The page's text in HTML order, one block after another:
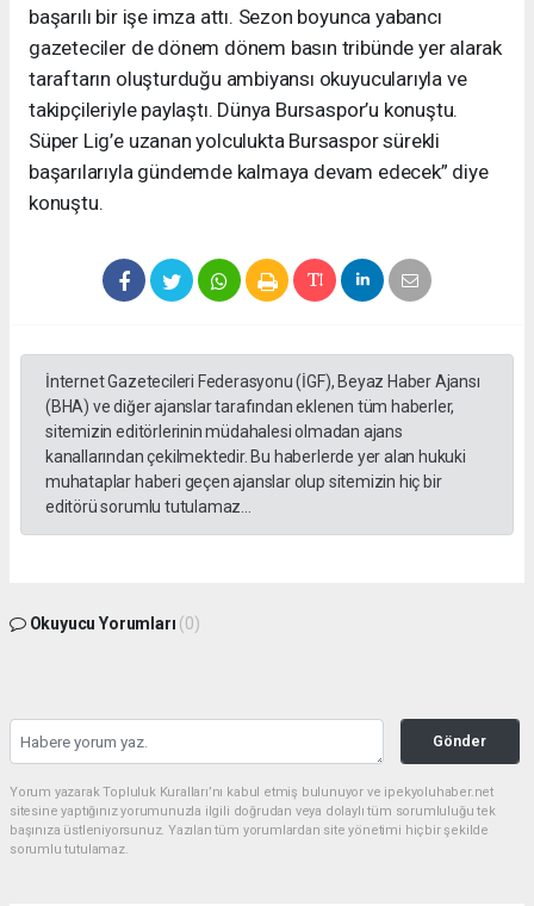
başarılı bir işe imza attı. Sezon boyunca yabancı
gazeteciler de dönem dönem basın tribünde yer alarak
taraftarın oluşturduğu ambiyansı okuyucularıyla ve
takipçileriyle paylaştı. Dünya Bursaspor’u konuştu.
Süper Lig’e uzanan yolculukta Bursaspor sürekli
başarılarıyla gündemde kalmaya devam edecek” diye
konuştu.
İnternet Gazetecileri Federasyonu (İGF), Beyaz Haber Ajansı
(BHA) ve diğer ajanslar tarafından eklenen tüm haberler,
sitemizin editörlerinin müdahalesi olmadan ajans
kanallarından çekilmektedir. Bu haberlerde yer alan hukuki
muhataplar haberi geçen ajanslar olup sitemizin hiç bir
editörü sorumlu tutulamaz...
Okuyucu Yorumları (0)
Gönder
Yorum yazarak Topluluk Kuralları’nı kabul etmiş bulunuyor ve ipekyoluhaber.net
sitesine yaptığınız yorumunuzla ilgili doğrudan veya dolaylı tüm sorumluluğu tek
başınıza üstleniyorsunuz. Yazılan tüm yorumlardan site yönetimi hiçbir şekilde
sorumlu tutulamaz.